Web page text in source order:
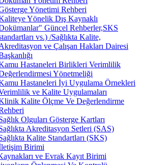
Yönetimi Rehberi
Yönelik Dış Kaynaklı
Güncel Rehberler,SKS
vs.) /Sağlıkta Kalite,
ve Çalışan Hakları Dairesi
Hastaneleri Birlikleri Verimlilik
Yönetmeliği
Hastaneleri İyi Uygulama Örnekleri
ve Kalite Uygulamaları
Kalite Ölçme Ve Değerlendirme
Olguları Gösterge Kartları
Akreditasyon Setleri (SAS)
Kalite Standartları (SKS)
Birimi
ve Evrak Kayıt Birimi